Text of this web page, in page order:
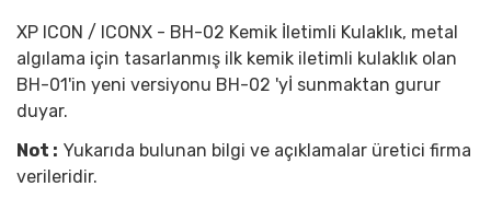
XP ICON / ICONX - BH-02 Kemik İletimli Kulaklık, metal
algılama için tasarlanmış ilk kemik iletimli kulaklık olan
BH-01'in yeni versiyonu BH-02 'yİ sunmaktan gurur
duyar.
Not : Yukarıda bulunan bilgi ve açıklamalar üretici firma
verileridir.